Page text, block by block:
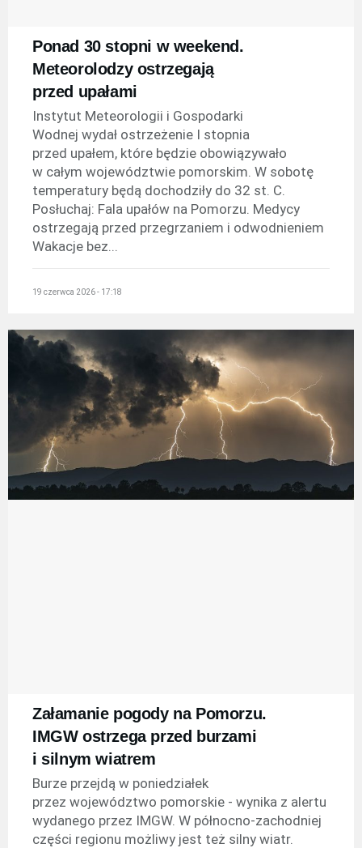
Ponad 30 stopni w weekend.
Meteorolodzy ostrzegają
przed upałami
Instytut Meteorologii i Gospodarki
Wodnej wydał ostrzeżenie I stopnia
przed upałem, które będzie obowiązywało
w całym województwie pomorskim. W sobotę
temperatury będą dochodziły do 32 st. C.
Posłuchaj: Fala upałów na Pomorzu. Medycy
ostrzegają przed przegrzaniem i odwodnieniem
Wakacje bez...
19 czerwca 2026 - 17:18
Załamanie pogody na Pomorzu.
IMGW ostrzega przed burzami
i silnym wiatrem
Burze przejdą w poniedziałek
przez województwo pomorskie - wynika z alertu
wydanego przez IMGW. W północno-zachodniej
części regionu możliwy jest też silny wiatr.